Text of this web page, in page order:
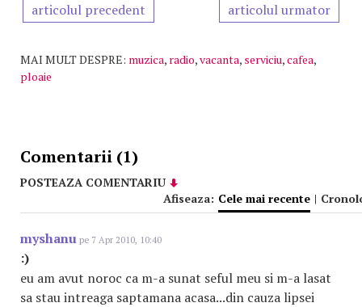
articolul precedent articolul urmator
MAI MULT DESPRE: muzica, radio,vacanta, serviciu,cafea,
ploaie
Comentarii (1)
POSTEAZA COMENTARIU
Afiseaza: Cele mai recente |
myshanu pe 7 Apr 2010, 10:40
:)
eu am avut noroc ca m-a sunat seful meu si m-a lasat
sa stau intreaga saptamana acasa...din cauza lipsei